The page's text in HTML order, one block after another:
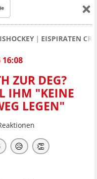
EISPIRATEN
16:08
ZUR DEG?
IHM "KEINE
LEGEN"
😥 👏